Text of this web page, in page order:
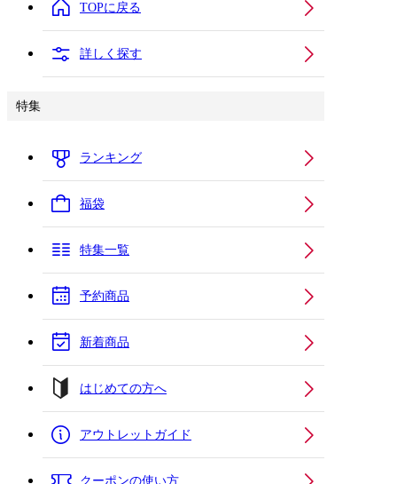
TOPに戻る
詳しく探す
特集
ランキング
福袋
特集一覧
予約商品
新着商品
はじめての方へ
アウトレットガイド
クーポンの使い方